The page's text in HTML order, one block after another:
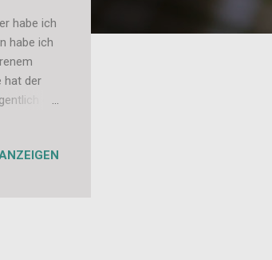
habe ich
habe ich
hat der
gar